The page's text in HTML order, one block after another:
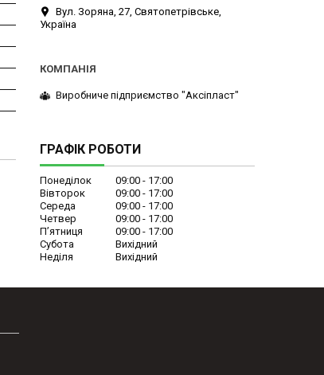
Вул. Зоряна, 27, Святопетрівське,
Україна
Виробниче підприємство "Аксіпласт"
ГРАФІК РОБОТИ
Понеділок 09:00
17:00
Вівторок
09:00
17:00
Середа
09:00
17:00
Четвер
09:00
17:00
Пʼятниця
09:00
17:00
Субота
Вихідний
Неділя
Вихідний